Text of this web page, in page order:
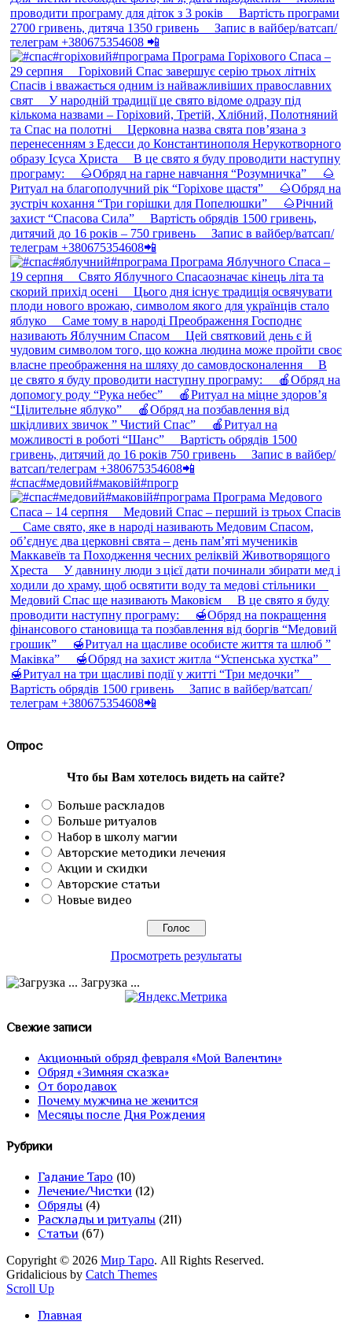
#спас#медовий#маковій#прогр
Опрос
Что бы Вам хотелось видеть на сайте?
Больше раскладов
Больше ритуалов
Набор в школу магии
Авторские методики лечения
Акции и скидки
Авторские статьи
Новые видео
Просмотреть результаты
Загрузка ...
Свежие записи
Акционный обряд февраля «Мой Валентин»
Обряд «Зимняя сказка»
От бородавок
Почему мужчина не женится
Месяцы после Дня Рождения
Рубрики
Гадание Таро (10)
Лечение/Чистки (12)
Обряды (4)
Расклады и ритуалы (211)
Статьи (67)
Copyright © 2026 Мир Таро. All Rights Reserved.
Gridalicious by Catch Themes
Scroll Up
Главная